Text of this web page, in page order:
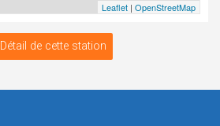
Leaflet | OpenStreetMap
Détail de cette station